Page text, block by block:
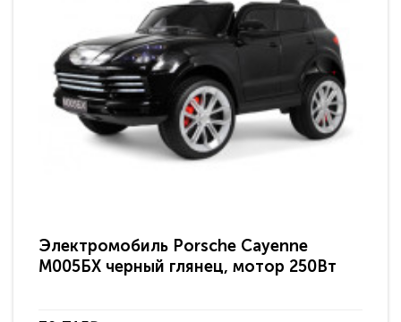
Электромобиль Porsche Cayenne
М005БХ черный глянец, мотор 250Вт